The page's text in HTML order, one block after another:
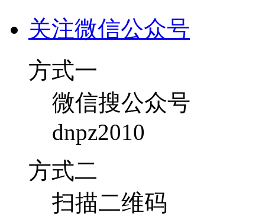
关注微信公众号
方式一
微信搜公众号
dnpz2010
方式二
扫描二维码